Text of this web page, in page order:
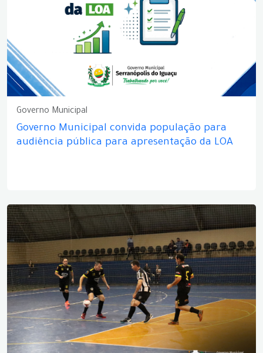
Governo Municipal
Governo Municipal convida população para
audiência pública para apresentação da LOA